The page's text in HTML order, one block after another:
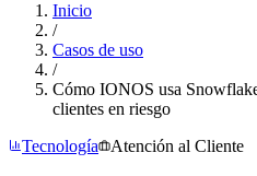
Inicio
/
Casos de uso
/
Cómo IONOS usa
clientes en riesgo
Tecnología
Atención al Cliente